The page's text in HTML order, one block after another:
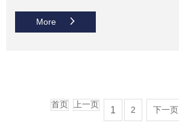
More
首页 上一页
1 2 下一页